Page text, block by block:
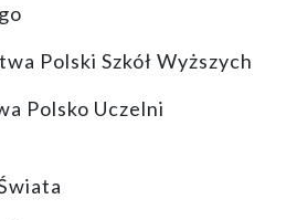
Polski Szkół Wyższych
Polsko Uczelni